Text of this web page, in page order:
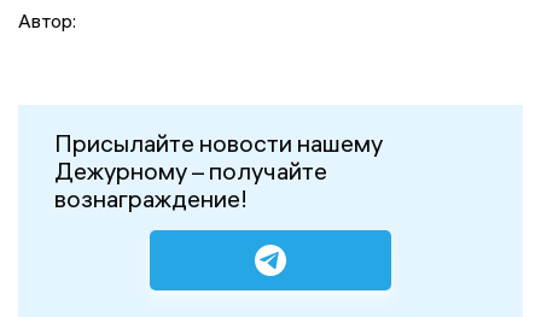
Автор:
Присылайте новости нашему
Дежурному – получайте
вознаграждение!